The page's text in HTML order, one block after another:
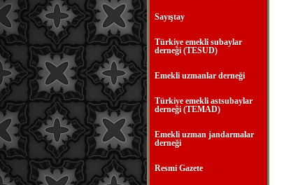
Sayıştay
Türkiye emekli subaylar
derneği (TESUD)
Emekli uzmanlar derneği
Türkiye emekli astsubaylar
derneği (TEMAD)
Emekli uzman jandarmalar
derneği
Resmi Gazete